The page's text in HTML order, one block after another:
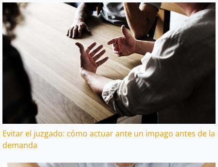
Evitar el juzgado: cómo actuar ante un impago antes de la
demanda